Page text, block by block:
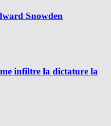
Snowden
infiltre la dictature la